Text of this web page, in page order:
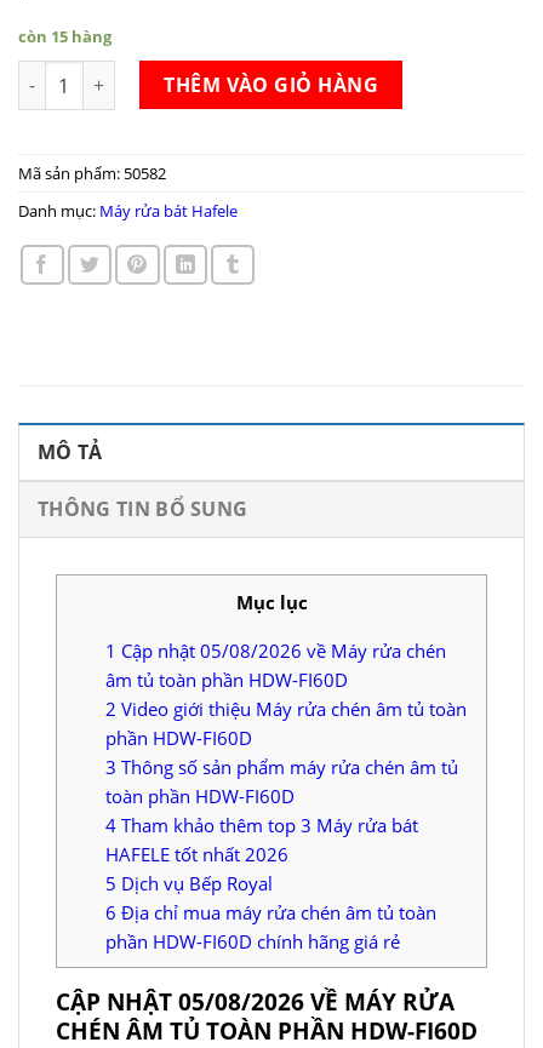
còn 15 hàng
Máy rửa chén âm tủ toàn phần HDW-FI60D số lượng
THÊM VÀO GIỎ HÀNG
Mã sản phẩm: 50582
Danh mục: Máy rửa bát Hafele
MÔ TẢ
THÔNG TIN BỔ SUNG
Mục lục
1 Cập nhật 05/08/2026 về Máy rửa chén
âm tủ toàn phần HDW-FI60D
2 Video giới thiệu Máy rửa chén âm tủ toàn
phần HDW-FI60D
3 Thông số sản phẩm máy rửa chén âm tủ
toàn phần HDW-FI60D
4 Tham khảo thêm top 3 Máy rửa bát
HAFELE tốt nhất 2026
5 Dịch vụ Bếp Royal
6 Địa chỉ mua máy rửa chén âm tủ toàn
phần HDW-FI60D chính hãng giá rẻ
CẬP NHẬT 05/08/2026 VỀ MÁY RỬA
CHÉN ÂM TỦ TOÀN PHẦN HDW-FI60D